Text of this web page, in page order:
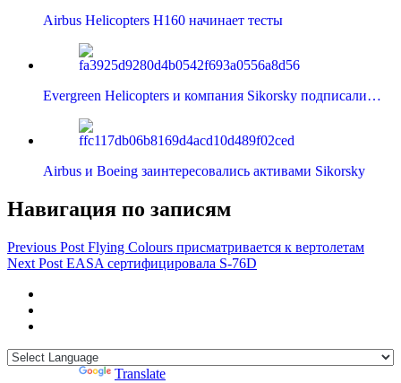
Airbus Helicopters Н160 начинает тесты
Evergreen Helicopters и компания Sikorsky подписали…
Airbus и Boeing заинтересовались активами Sikorsky
Навигация по записям
Previous Post Flying Colours присматривается к вертолетам
Next Post EASA сертифицировала S-76D
Translate